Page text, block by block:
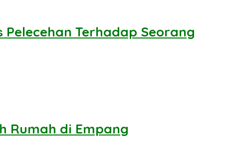
Terhadap Seorang
Rumah di Empang